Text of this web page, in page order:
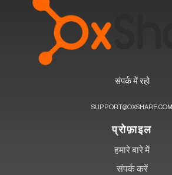
संपर्क में रहो
SUPPORT@OXSHARE.COM
प्रोफ़ाइल
हमारे बारे में
संपर्क करें